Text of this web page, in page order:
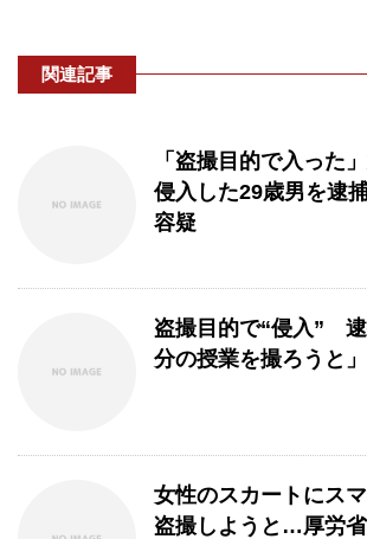
関連記事
「盗撮目的で入った
侵入した29歳男を逮
容疑
盗撮目的で“侵入”
分の授業を撮ろうと」
女性のスカートにス
盗撮しようと…厚労